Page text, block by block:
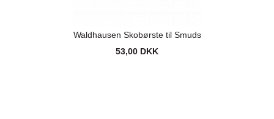
Waldhausen Skobørste til Smuds
53,00 DKK